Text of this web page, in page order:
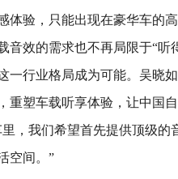
体验，只能出现在豪华车的
音效的需求也不再局限于“听
一行业格局成为可能。吴晓
重塑车载听享体验，让中国
，我们希望首先提供顶级的
空间。”